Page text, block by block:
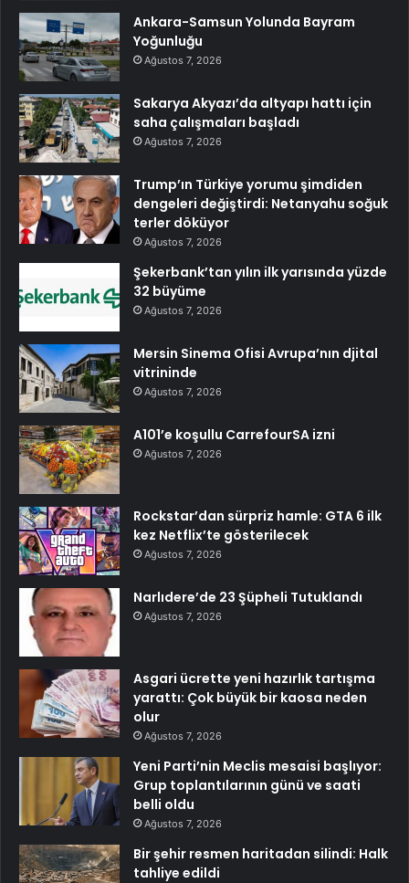
Ankara-Samsun Yolunda Bayram
Yoğunluğu
Ağustos 7, 2026
Sakarya Akyazı’da altyapı hattı için
saha çalışmaları başladı
Ağustos 7, 2026
Trump’ın Türkiye yorumu şimdiden
dengeleri değiştirdi: Netanyahu soğuk
terler döküyor
Ağustos 7, 2026
Şekerbank’tan yılın ilk yarısında yüzde
32 büyüme
Ağustos 7, 2026
Mersin Sinema Ofisi Avrupa’nın djital
vitrininde
Ağustos 7, 2026
A101’e koşullu CarrefourSA izni
Ağustos 7, 2026
Rockstar’dan sürpriz hamle: GTA 6 ilk
kez Netflix’te gösterilecek
Ağustos 7, 2026
Narlıdere’de 23 Şüpheli Tutuklandı
Ağustos 7, 2026
Asgari ücrette yeni hazırlık tartışma
yarattı: Çok büyük bir kaosa neden
olur
Ağustos 7, 2026
Yeni Parti’nin Meclis mesaisi başlıyor:
Grup toplantılarının günü ve saati
belli oldu
Ağustos 7, 2026
Bir şehir resmen haritadan silindi: Halk
tahliye edildi